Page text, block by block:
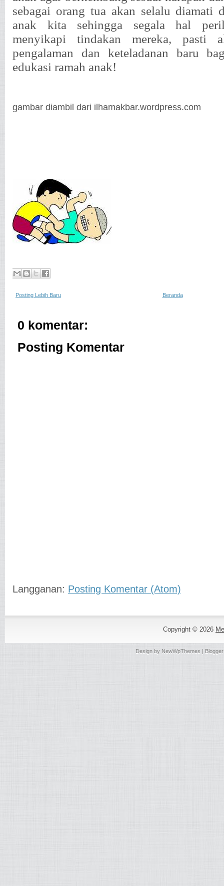
sebagai orang tua akan selalu diamati
anak kita sehingga segala hal
menyikapi tindakan mereka, pasti
pengalaman dan keteladanan baru
edukasi ramah anak!
gambar diambil dari ilhamakbar.wordpress.com
Posting Lebih Baru Beranda
0 komentar:
Posting Komentar
Langganan: Posting Komentar (Atom)
Copyright © 2026
Design by NewWpThemes |